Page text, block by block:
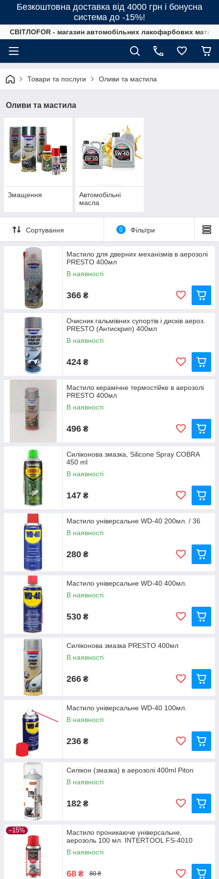
Безкоштовна доставка від 4000 грн і бонусна
система до -15%!
СВІТЛОFOR - магазин автомобільних лакофарбових
Товари та послуги Оливи та мастила
Оливи та мастила
Змащення
Автомобільні
масла
Сортування 0 Фільтри
Мастило для дверних механізмів в аерозолі
PRESTO 400мл
В наявності
366 ₴
Очисник гальмівних супортів і дисків аероз.
PRESTO (Антискрип) 400мл
В наявності
424 ₴
Мастило керамічне термостійке в аерозолі
PRESTO 400мл
В наявності
496 ₴
Силіконова змазка, Silicone Spray COBRA
450 ml
В наявності
147 ₴
Мастило універсальне WD-40 200мл. / 36
В наявності
280 ₴
Мастило універсальне WD-40 400мл.
В наявності
530 ₴
Силіконова змазка PRESTO 400мл
В наявності
266 ₴
Мастило універсальне WD-40 100мл.
В наявності
236 ₴
Силікон (змазка) в аерозолі 400ml Piton
В наявності
182 ₴
–15%
Мастило проникаюче універсальне,
аерозоль 100 мл. INTERTOOL FS-4010
В наявності
68 ₴ 80 ₴